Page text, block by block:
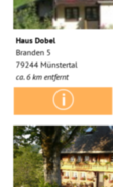
Haus Dobel
Branden 5
79244 Münstertal
ca. 6 km entfernt